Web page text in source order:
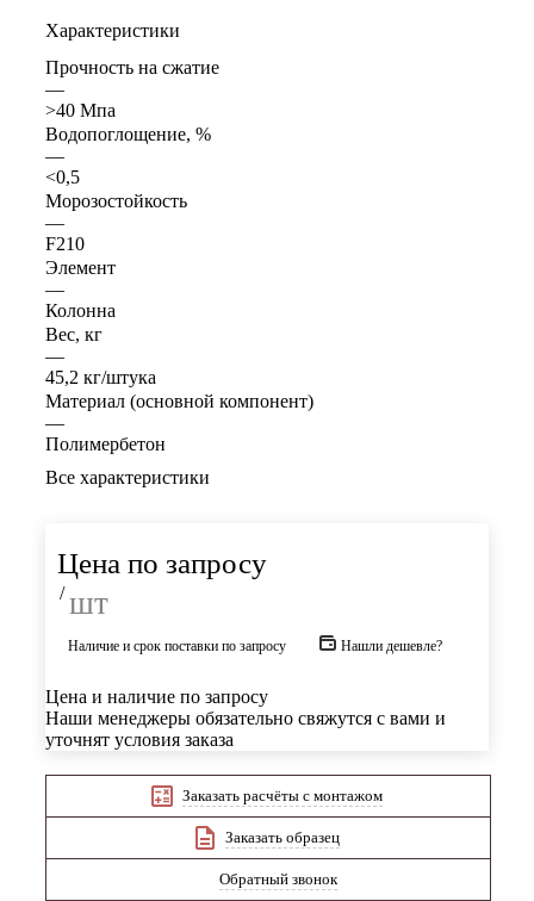
Характеристики
Прочность на сжатие
—
>40 Мпа
Водопоглощение, %
—
<0,5
Морозостойкость
—
F210
Элемент
—
Колонна
Вес, кг
—
45,2 кг/штука
Материал (основной компонент)
—
Полимербетон
Все характеристики
Цена по запросу
/ шт
Наличие и срок поставки по запросу Нашли дешевле?
Цена и наличие по запросу
Наши менеджеры обязательно свяжутся с вами и
уточнят условия заказа
Заказать расчёты с монтажом
Заказать образец
Обратный звонок